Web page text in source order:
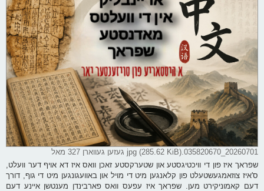
20260701_035820670.jpg (285.62 KiB) געזען געווארן 327 מאל
שפראך איז פון די וויכטיגסטע און שטערקסטע זאכן וואס איז דא אויף דער וועלט,
ס'איז צוזאמגעשטעלט פון קלאנגען מיט די מויל און באוועגונגען מיט די גוף, דורך
דעם קאמוניקירט מען. שפראך איז עפעס וואס פארבינדן מענטשן איינע דעם